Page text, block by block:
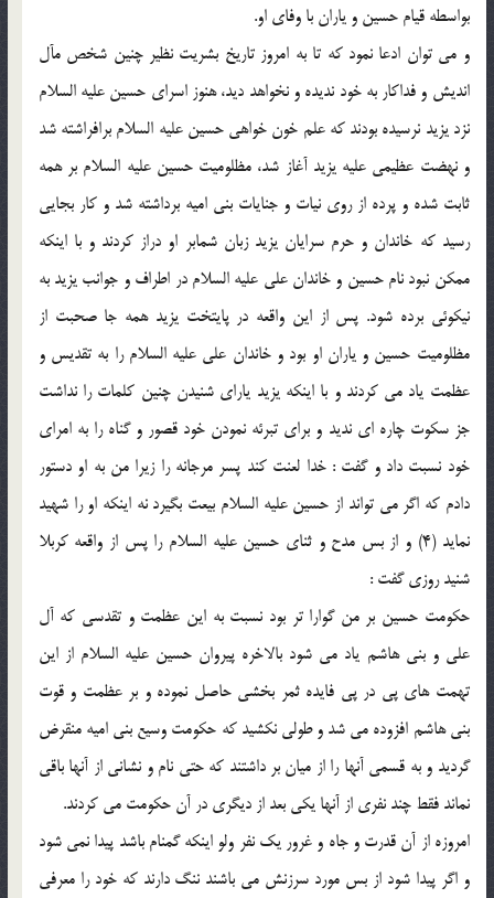
بواسطه قيام حسين و ياران با وفاى او.
و مى توان ادعا نمود كه تا به امروز تاريخ بشريت نظير چنين شخص مآل
انديش و فداكار به خود نديده و نخواهد ديد، هنوز اسراى حسين عليه السلام
نزد يزيد نرسيده بودند كه علم خون خواهى حسين عليه السلام برافراشته شد
و نهضت عظيمى عليه يزيد آغاز شد، مظلوميت حسين عليه السلام بر همه
ثابت شده و پرده از روى نيات و جنايات بنى اميه برداشته شد و كار بجايى
رسيد كه خاندان و حرم سرايان يزيد زبان شمابر او دراز كردند و با اينكه
ممكن نبود نام حسين و خاندان على عليه السلام در اطراف و جوانب يزيد به
نيكوئى برده شود. پس از اين واقعه در پايتخت يزيد همه جا صحبت از
مظلوميت حسين و ياران او بود و خاندان على عليه السلام را به تقديس و
عظمت ياد مى كردند و با اينكه يزيد ياراى شنيدن چنين كلمات را نداشت
جز سكوت چاره اى نديد و براى تبرئه نمودن خود قصور و گناه را به امراى
خود نسبت داد و گفت : خدا لعنت كند پسر مرجانه را زيرا من به او دستور
دادم كه اگر مى تواند از حسين عليه السلام بيعت بگيرد نه اينكه او را شهيد
نمايد (4) و از بس مدح و ثناى حسين عليه السلام را پس از واقعه كربلا
شنيد روزى گفت :
حكومت حسين بر من گوارا تر بود نسبت به اين عظمت و تقدسى كه آل
على و بنى هاشم ياد مى شود بالاخره پيروان حسين عليه السلام از اين
تهمت هاى پى در پى فايده ثمر بخشى حاصل نموده و بر عظمت و قوت
بنى هاشم افزوده مى شد و طولى نكشيد كه حكومت وسيع بنى اميه منقرض
گرديد و به قسمى آنها را از ميان بر داشتند كه حتى نام و نشانى از آنها باقى
نماند فقط چند نفرى از آنها يكى بعد از ديگرى در آن حكومت مى كردند.
امروزه از آن قدرت و جاه و غرور يك نفر ولو اينكه گمنام باشد پيدا نمى شود
و اگر پيدا شود از بس مورد سرزنش مى باشند ننگ دارند كه خود را معرفى